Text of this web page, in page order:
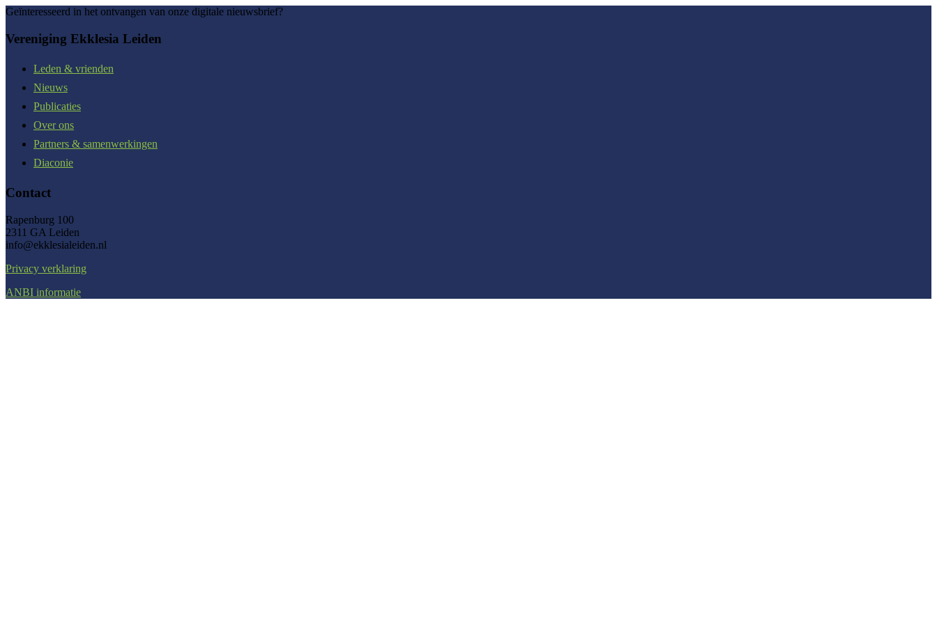
Geïnteresseerd in het ontvangen van onze digitale nieuwsbrief?
Vereniging Ekklesia Leiden
Leden & vrienden
Nieuws
Publicaties
Over ons
Partners & samenwerkingen
Diaconie
Contact
Rapenburg 100
2311 GA Leiden
info@ekklesialeiden.nl
Privacy verklaring
ANBI informatie